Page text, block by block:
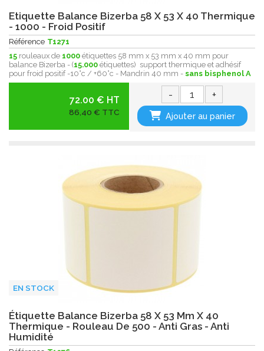
Etiquette Balance Bizerba 58 X 53 X 40 Thermique
- 1000 - Froid Positif
Référence T1271
15 rouleaux de 1000 étiquettes 58 mm x 53 mm x 40 mm pour
balance Bizerba - (15.000 étiquettes) support thermique et adhésif
pour froid positif -10°c / +60°c - Mandrin 40 mm - sans bisphenol A
72.00 € HT
86,40 € TTC
- +
Ajouter au panier
EN STOCK
Étiquette Balance Bizerba 58 X 53 Mm X 40
Thermique - Rouleau De 500 - Anti Gras - Anti
Humidité